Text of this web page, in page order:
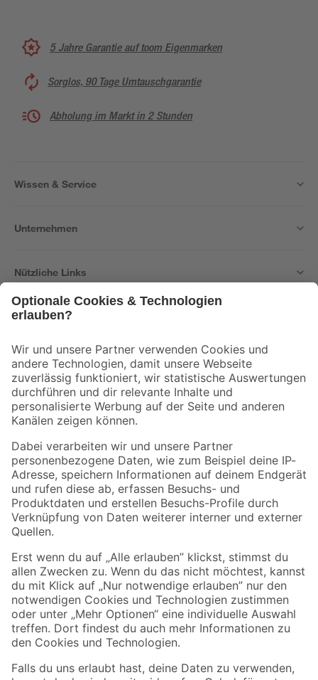
5 Jahre Garantie auf toom Eigenmarken
Sorglos, 90 Tage Umtauschgarantie
Abholung im Markt in 2 Stunden
Wissen & Service
Unternehmen
Nützliche Links
Der toom Newsletter: Keine Angebote und Aktionen mehr verpassen!
Zur Newsletter Anmeldung
Folge uns
Zahlungsarten Versandarten
Sicher einkaufen
Jetzt die toom-App herunterladen